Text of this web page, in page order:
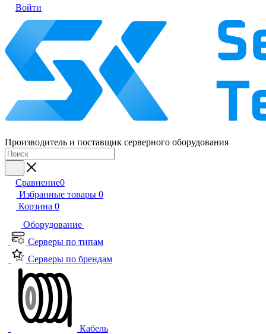
Войти
Производитель и поставщик серверного оборудования
Сравнение0
Избранные товары 0
Корзина 0
Оборудование
Серверы по типам
Серверы по брендам
Кабель